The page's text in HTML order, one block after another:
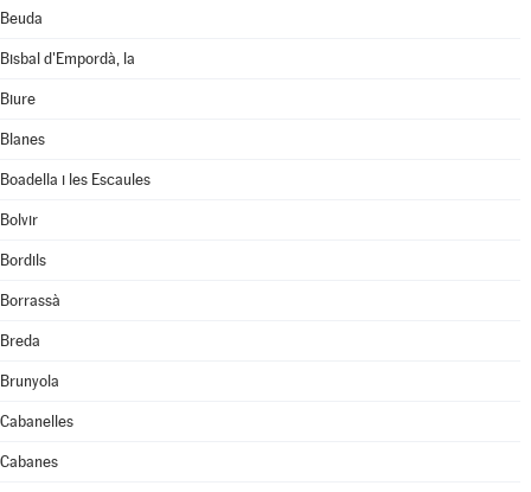
Beuda
Bisbal d'Empordà, la
Biure
Blanes
Boadella i les Escaules
Bolvir
Bordils
Borrassà
Breda
Brunyola
Cabanelles
Cabanes